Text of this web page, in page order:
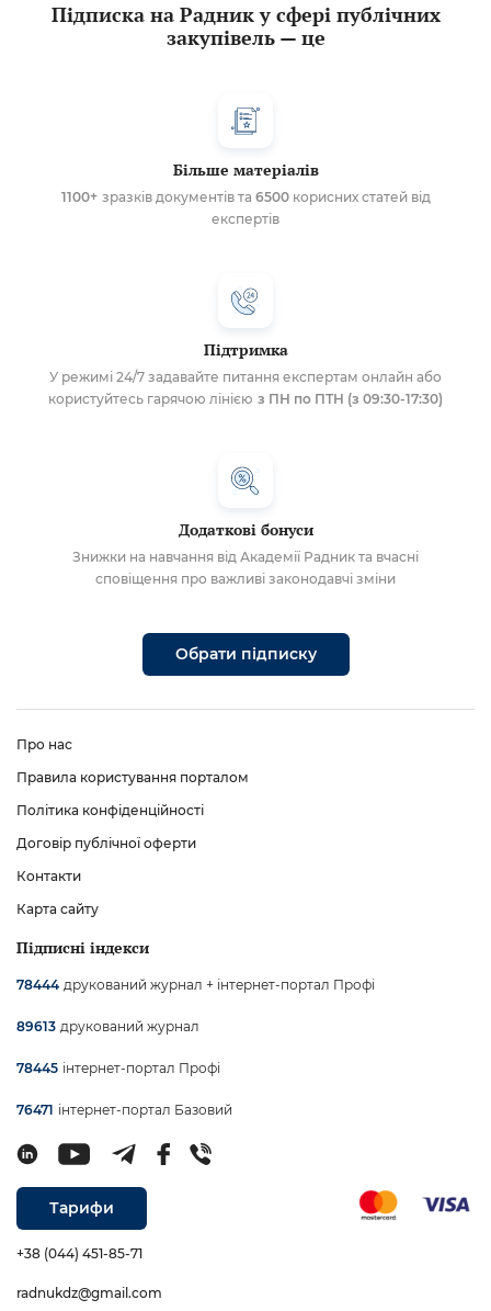
Підписка на Радник у сфері публічних
закупівель — це
Більше матеріалів
1100+ зразків документів та 6500корисних статей від
експертів
Підтримка
У режимі 24/7 задавайте питання експертам онлайн або
користуйтесь гарячою лінією з ПН по ПТН (з 09:30-17:30)
Додаткові бонуси
Знижки на навчання від Академії Радник та вчасні
сповіщення про важливі законодавчі зміни
Обрати підписку
Про нас
Правила користування порталом
Політика конфіденційності
Договір публічної оферти
Контакти
Карта сайту
Підписні індекси
78444 друкований журнал + інтернет-портал Профі
89613 друкований журнал
78445 інтернет-портал Профі
76471 інтернет-портал Базовий
Тарифи
+38 (044) 451-85-71
radnukdz@gmail.com